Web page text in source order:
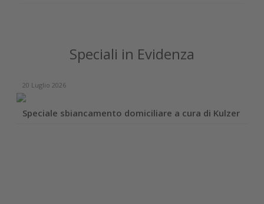
Speciali in Evidenza
20 Luglio 2026
Speciale sbiancamento domiciliare a cura di Kulzer